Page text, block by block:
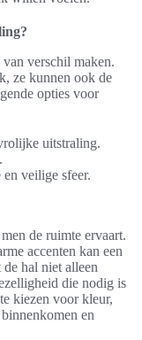
verschil maken.
ze kunnen ook de
opties voor
uitstraling.
veilige sfeer.
de ruimte ervaart.
accenten kan een
hal niet alleen
die nodig is
kiezen voor kleur,
en